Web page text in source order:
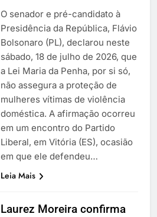
O senador e pré-candidato à
Presidência da República, Flávio
Bolsonaro (PL), declarou neste
sábado, 18 de julho de 2026, que
a Lei Maria da Penha, por si só,
não assegura a proteção de
mulheres vítimas de violência
doméstica. A afirmação ocorreu
em um encontro do Partido
Liberal, em Vitória (ES), ocasião
em que ele defendeu…
Leia Mais
Laurez Moreira confirma